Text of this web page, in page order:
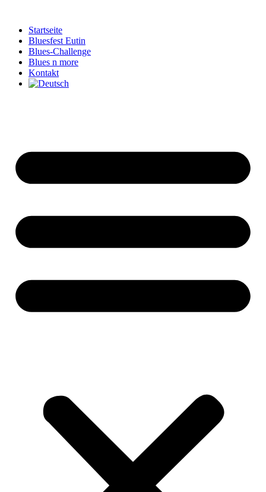
springenStartseite
Bluesfest Eutin
Blues-Challenge
Blues n more
Kontakt